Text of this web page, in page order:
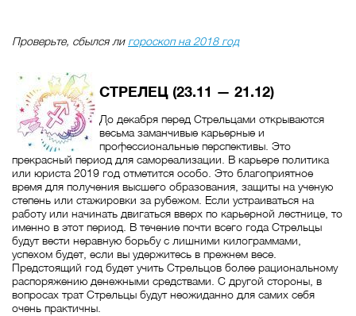
Проверьте, сбылся ли гороскоп на 2018 год
СТРЕЛЕЦ (23.11 — 21.12)
До декабря перед Стрельцами открываются
весьма заманчивые карьерные и
профессиональные перспективы. Это
прекрасный период для самореализации. В карьере политика
или юриста 2019 год отметится особо. Это благоприятное
время для получения высшего образования, защиты на ученую
степень или стажировки за рубежом. Если устраиваться на
работу или начинать двигаться вверх по карьерной лестнице, то
именно в этот период. В течение почти всего года Стрельцы
будут вести неравную борьбу с лишними килограммами,
успехом будет, если вы удержитесь в прежнем весе.
Предстоящий год будет учить Стрельцов более рациональному
распоряжению денежными средствами. С другой стороны, в
вопросах трат Стрельцы будут неожиданно для самих себя
очень практичны.